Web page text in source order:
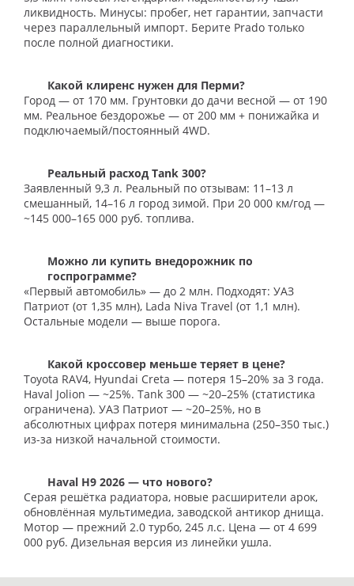
ликвидность. Минусы: пробег, нет гарантии, запчасти
через параллельный импорт. Берите Prado только
после полной диагностики.
Какой клиренс нужен для Перми?
Город — от 170 мм. Грунтовки до дачи весной — от 190
мм. Реальное бездорожье — от 200 мм + понижайка и
подключаемый/постоянный 4WD.
Реальный расход Tank 300?
Заявленный 9,3 л. Реальный по отзывам: 11–13 л
смешанный, 14–16 л город зимой. При 20 000 км/год —
~145 000–165 000 руб. топлива.
Можно ли купить внедорожник по
госпрограмме?
«Первый автомобиль» — до 2 млн. Подходят: УАЗ
Патриот (от 1,35 млн), Lada Niva Travel (от 1,1 млн).
Остальные модели — выше порога.
Какой кроссовер меньше теряет в цене?
Toyota RAV4, Hyundai Creta — потеря 15–20% за 3 года.
Haval Jolion — ~25%. Tank 300 — ~20–25% (статистика
ограничена). УАЗ Патриот — ~20–25%, но в
абсолютных цифрах потеря минимальна (250–350 тыс.)
из-за низкой начальной стоимости.
Haval H9 2026 — что нового?
Серая решётка радиатора, новые расширители арок,
обновлённая мультимедиа, заводской антикор днища.
Мотор — прежний 2.0 турбо, 245 л.с. Цена — от 4 699
000 руб. Дизельная версия из линейки ушла.